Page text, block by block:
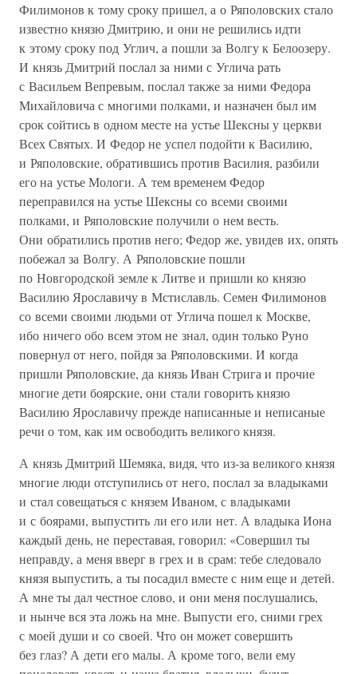
Филимонов к тому сроку пришел, а о Ряполовских стало
известно князю Дмитрию, и они не решились идти
к этому сроку под Углич, а пошли за Волгу к Белоозеру.
И князь Дмитрий послал за ними с Углича рать
с Васильем Вепревым, послал также за ними Федора
Михайловича с многими полками, и назначен был им
срок сойтись в одном месте на устье Шексны у церкви
Всех Святых. И Федор не успел подойти к Василию,
и Ряполовские, обратившись против Василия, разбили
его на устье Мологи. А тем временем Федор
переправился на устье Шексны со всеми своими
полками, и Ряполовские получили о нем весть.
Они обратились против него; Федор же, увидев их, опять
побежал за Волгу. А Ряполовские пошли
по Новгородской земле к Литве и пришли ко князю
Василию Ярославичу в Мстиславль. Семен Филимонов
со всеми своими людьми от Углича пошел к Москве,
ибо ничего обо всем этом не знал, один только Руно
повернул от него, пойдя за Ряполовскими. И когда
пришли Ряполовские, да князь Иван Стрига и прочие
многие дети боярские, они стали говорить князю
Василию Ярославичу прежде написанные и неписаные
речи о том, как им освободить великого князя.
А князь Дмитрий Шемяка, видя, что из-за великого князя
многие люди отступились от него, послал за владыками
и стал совещаться с князем Иваном, с владыками
и с боярами, выпустить ли его или нет. А владыка Иона
каждый день, не переставая, говорил: «Совершил ты
неправду, а меня вверг в грех и в срам: тебе следовало
князя выпустить, а ты посадил вместе с ним еще и детей.
А мне ты дал честное слово, и они меня послушались,
и нынче вся эта ложь на мне. Выпусти его, сними грех
с моей души и со своей. Что он может совершить
без глаз? А дети его малы. А кроме того, вели ему